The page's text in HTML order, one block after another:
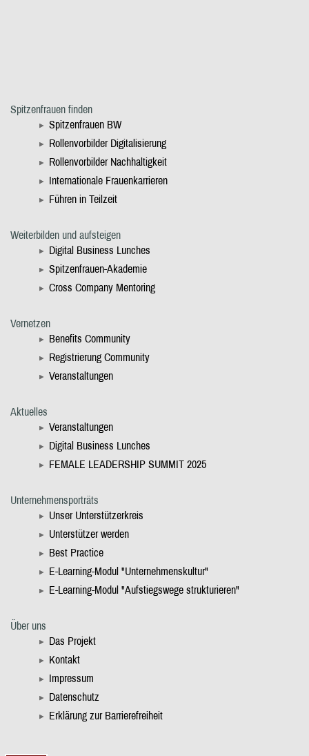
Spitzenfrauen finden
Spitzenfrauen BW
Rollenvorbilder Digitalisierung
Rollenvorbilder Nachhaltigkeit
Internationale Frauenkarrieren
Führen in Teilzeit
Weiterbilden und aufsteigen
Digital Business Lunches
Spitzenfrauen-Akademie
Cross Company Mentoring
Vernetzen
Benefits Community
Registrierung Community
Veranstaltungen
Aktuelles
Veranstaltungen
Digital Business Lunches
FEMALE LEADERSHIP SUMMIT 2025
Unternehmensporträts
Unser Unterstützerkreis
Unterstützer werden
Best Practice
E-Learning-Modul "Unternehmenskultur"
E-Learning-Modul "Aufstiegswege strukturieren"
Über uns
Das Projekt
Kontakt
Impressum
Datenschutz
Erklärung zur Barrierefreiheit